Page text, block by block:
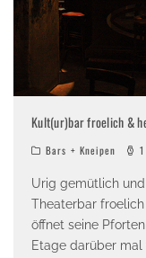
Kult(ur)bar froelich &
Bars + Kneipen
Urig gemütlich
Theaterbar
öffnet seine
Etage darüber